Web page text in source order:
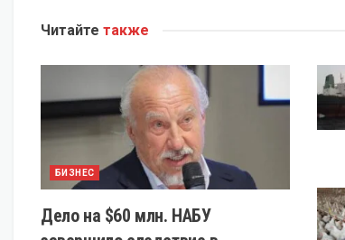
Читайте также
БИЗНЕС
Дело на $60 млн. НАБУ